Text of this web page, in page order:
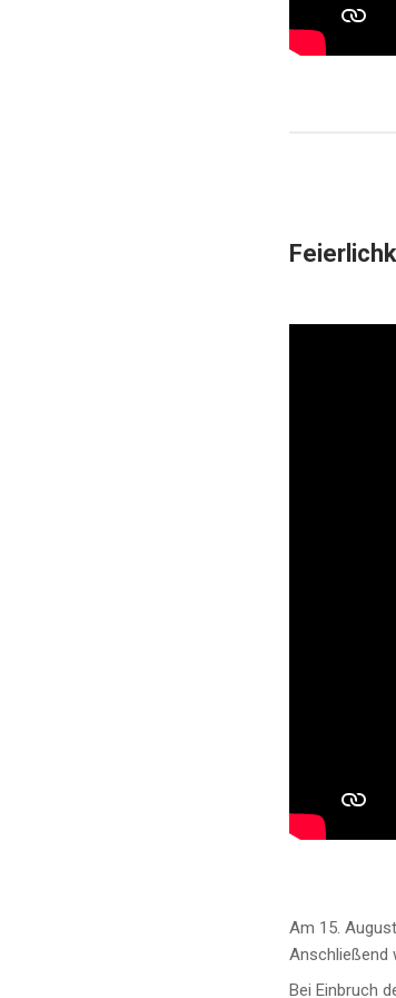
Am 15.
Anschließend
Bei Einbruch